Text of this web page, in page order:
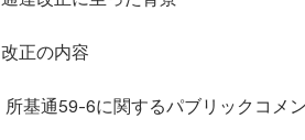
改正の内容
所基通59-6に関するパブリックコメ